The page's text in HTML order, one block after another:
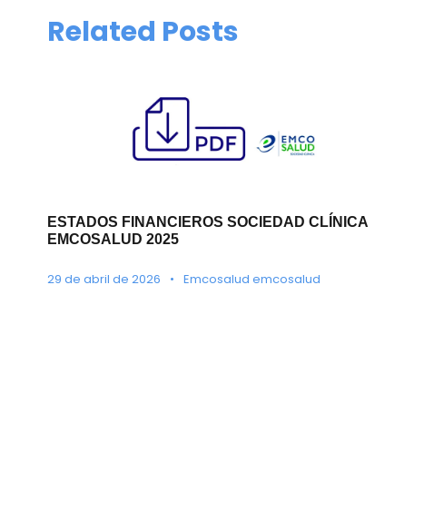
Related Posts
ESTADOS FINANCIEROS SOCIEDAD CLÍNICA
EMCOSALUD 2025
29 de abril de 2026 • Emcosalud emcosalud